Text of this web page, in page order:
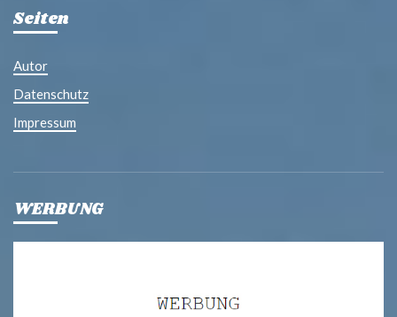
Seiten
Autor
Datenschutz
Impressum
WERBUNG